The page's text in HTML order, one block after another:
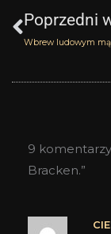
Poprzedni
9
Bracken.”